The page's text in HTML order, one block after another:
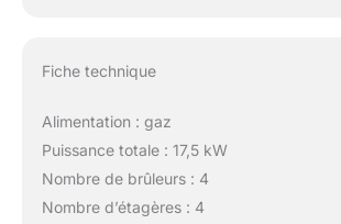
Fiche technique
Alimentation : gaz
Puissance totale : 17,5 kW
Nombre de brûleurs : 4
Nombre d’étagères : 4